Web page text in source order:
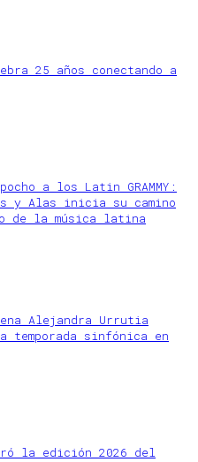
25 años conectando a
a los Latin GRAMMY:
y Alas inicia su camino
de la música latina
Alejandra Urrutia
temporada sinfónica en
la edición 2026 del